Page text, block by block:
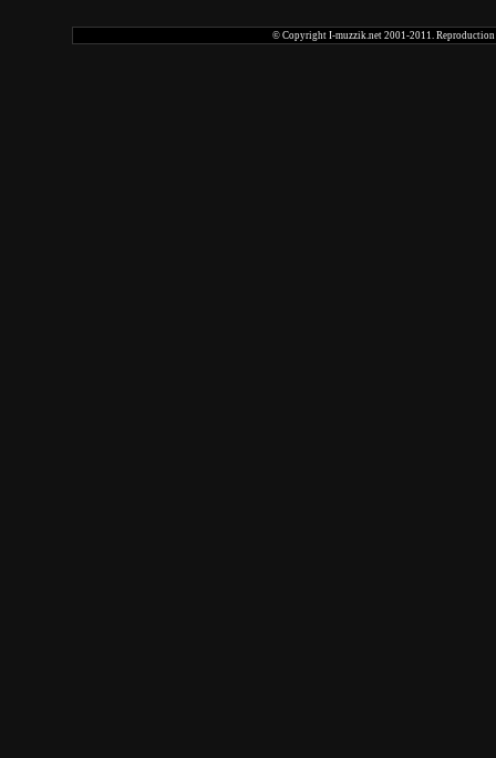
© Copyright I-muzzik.net 2001-2011. Reproduction